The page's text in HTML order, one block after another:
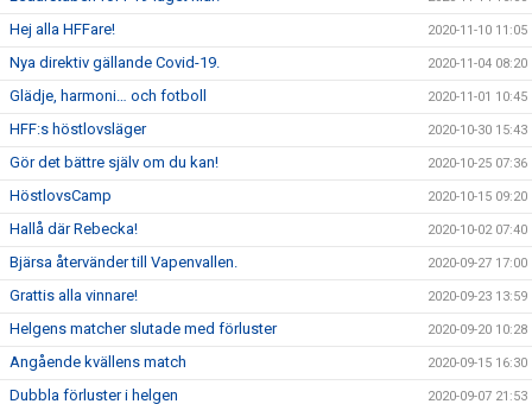
Hej alla HFFare! 2020-11-10 11:05
Nya direktiv gällande Covid-19. 2020-11-04 08:20
Glädje, harmoni… och fotboll 2020-11-01 10:45
HFF:s höstlovsläger 2020-10-30 15:43
Gör det bättre själv om du kan! 2020-10-25 07:36
HöstlovsCamp 2020-10-15 09:20
Hallå där Rebecka! 2020-10-02 07:40
Bjärsa återvänder till Vapenvallen. 2020-09-27 17:00
Grattis alla vinnare! 2020-09-23 13:59
Helgens matcher slutade med förluster 2020-09-20 10:28
Angående kvällens match 2020-09-15 16:30
Dubbla förluster i helgen 2020-09-07 21:53